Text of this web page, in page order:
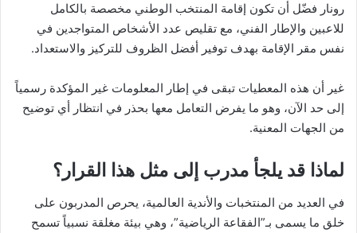
رونار فضّل أن تكون إقامة المنتخب الوطني مخصصة بالكامل
للاعبين والإطار الفني، مع تقليص عدد الأشخاص المتواجدين في
نفس مقر الإقامة بهدف توفير أفضل الظروف للتركيز والاستعداد.
غير أن هذه المعطيات تبقى في إطار المعلومات غير المؤكدة رسمياً
إلى حد الآن، وهو ما يفرض التعامل معها بحذر في انتظار أي توضيح
من الجهات المعنية.
لماذا قد يلجأ مدرب إلى مثل هذا القرار؟
في العديد من المنتخبات والأندية العالمية، يحرص المدربون على
خلق ما يسمى بـ”الفقاعة الرياضية”، وهي بيئة مغلقة نسبياً تسمح